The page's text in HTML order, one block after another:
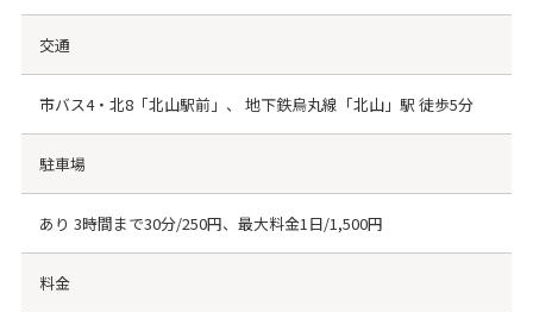
交通
市バス4・北8「北山駅前」、 地下鉄烏丸線「北山」駅 徒歩5分
駐車場
あり 3時間まで30分/250円、最大料金1日/1,500円
料金